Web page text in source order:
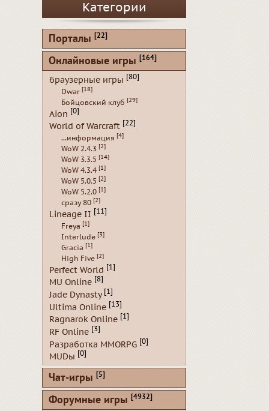
Категории
Порталы [22]
Онлайновые игры [164]
браузерные игры [80]
Dwar [18]
Бойцовский клуб [29]
Aion [0]
World of Warcraft [22]
...информация [4]
WoW 2.4.3 [2]
WoW 3.3.5 [14]
WoW 4.3.4 [1]
WoW 5.0.5 [2]
WoW 5.2.0 [1]
сразу 80 [2]
Lineage II [11]
Freya [1]
Interlude [3]
Gracia [1]
High Five [2]
Perfect World [1]
MU Online [8]
Jade Dynasty [1]
Ultima Online [13]
Ragnarok Online [1]
RF Online [3]
Разработка MMORPG [0]
MUDы [0]
Чат-игры [5]
Форумные игры [4932]